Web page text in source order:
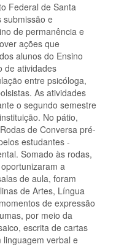
Federal de Santa
submissão e
de permanência e
ações que
alunos do Ensino
de atividades
entre psicóloga,
As atividades
o segundo semestre
No pátio,
de Conversa pré-
estudantes -
Somado às rodas,
a
de aula, foram
de Artes, Língua
de expressão
por meio da
escrita de cartas
linguagem verbal e